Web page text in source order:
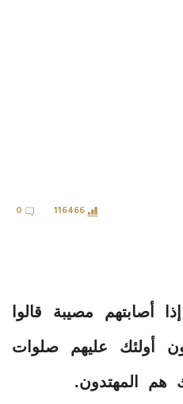
116466
0
أصابتهم مصيبة قالوا
أولئك عليهم صلوات
هم المهتدون.